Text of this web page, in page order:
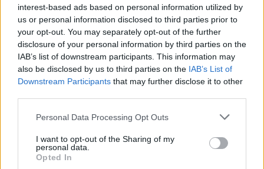
interest-based ads based on personal information utilized by
us or personal information disclosed to third parties prior to
your opt-out. You may separately opt-out of the further
disclosure of your personal information by third parties on the
IAB’s list of downstream participants. This information may
also be disclosed by us to third parties on the IAB’s List of
Downstream Participants that may further disclose it to other
Please note that this website/app uses one or more Google
not limited to your visit or usage behaviour. You may click to
grant or deny consent to Google and its third-party tags to
use your data for below specified purposes in below Google
Personal Data Processing Opt Outs
I want to opt-out of the Sharing of my
personal data.
Opted In